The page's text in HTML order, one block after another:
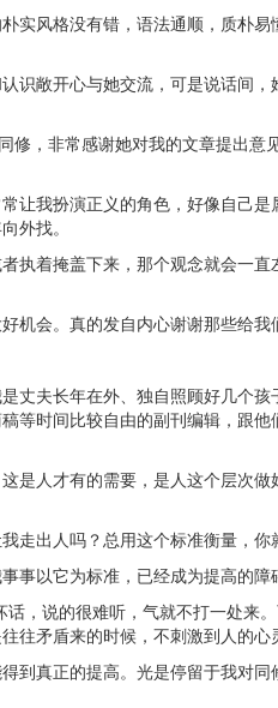
实风格没有错，语法通顺，质朴
识敞开心与她交流，可是说话间
，非常感谢她对我的文章提出
让我扮演正义的角色，好像自己
外找。
执着掩盖下来，那个观念就会一
会。真的发自内心谢谢那些给我
丈夫长年在外、独自照顾好几个
等时间比较自由的副刊编辑，跟
人才有的需要，是人这个层次
出人吗？总用这个标准衡量，你
事以它为标准，已经成为提高的障
，说的很难听，气就不打一处来
矛盾来的时候，不刺激到人的
到真正的提高。光是停留于我对